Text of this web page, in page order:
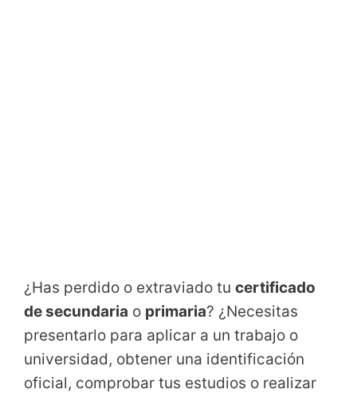
¿Has perdido o extraviado tu certificado
de secundaria o primaria? ¿Necesitas
presentarlo para aplicar a un trabajo o
universidad, obtener una identificación
oficial, comprobar tus estudios o realizar